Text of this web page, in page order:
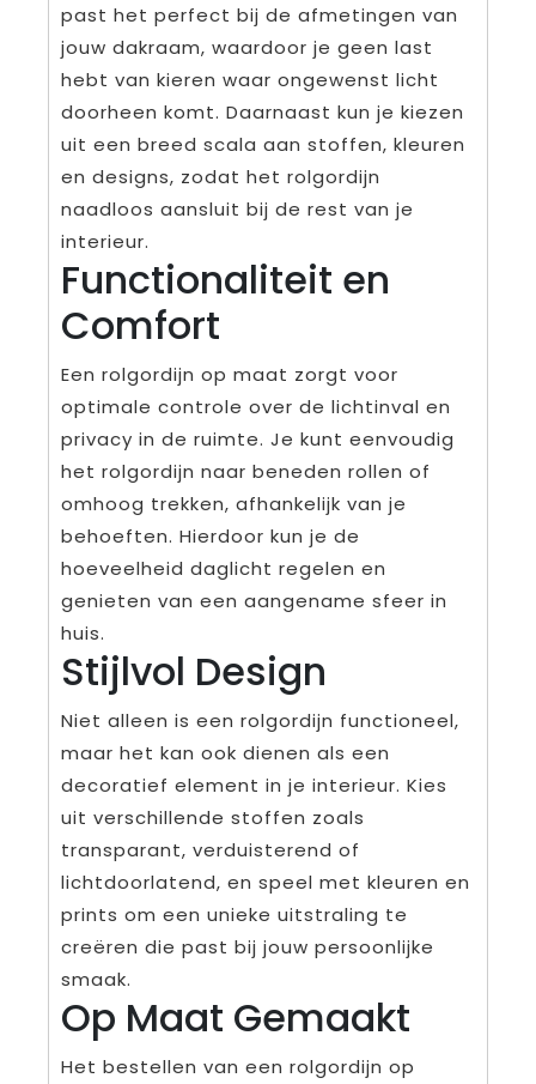
past het perfect bij de afmetingen van
jouw dakraam, waardoor je geen last
hebt van kieren waar ongewenst licht
doorheen komt. Daarnaast kun je kiezen
uit een breed scala aan stoffen, kleuren
en designs, zodat het rolgordijn
naadloos aansluit bij de rest van je
interieur.
Functionaliteit en
Comfort
Een rolgordijn op maat zorgt voor
optimale controle over de lichtinval en
privacy in de ruimte. Je kunt eenvoudig
het rolgordijn naar beneden rollen of
omhoog trekken, afhankelijk van je
behoeften. Hierdoor kun je de
hoeveelheid daglicht regelen en
genieten van een aangename sfeer in
huis.
Stijlvol Design
Niet alleen is een rolgordijn functioneel,
maar het kan ook dienen als een
decoratief element in je interieur. Kies
uit verschillende stoffen zoals
transparant, verduisterend of
lichtdoorlatend, en speel met kleuren en
prints om een unieke uitstraling te
creëren die past bij jouw persoonlijke
smaak.
Op Maat Gemaakt
Het bestellen van een rolgordijn op